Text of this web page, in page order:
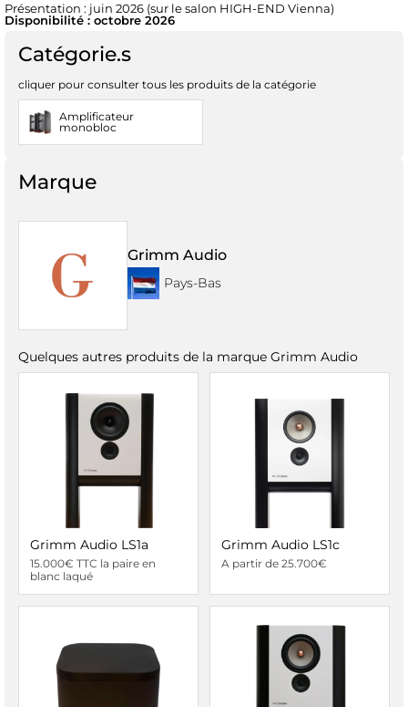
Présentation : juin 2026 (sur le salon HIGH-END Vienna)
Disponibilité : octobre 2026
Catégorie.s
cliquer pour consulter tous les produits de la catégorie
Amplificateur
monobloc
Marque
Grimm Audio
Pays-Bas
Quelques autres produits de la marque Grimm Audio
Grimm Audio LS1a
15.000€ TTC la paire en
blanc laqué
Grimm Audio LS1c
A partir de 25.700€